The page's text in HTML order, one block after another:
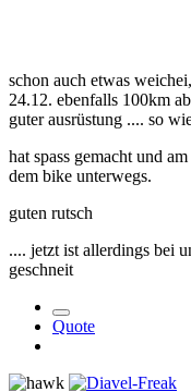
schon auch etwas
24.12. ebenfalls 100km
guter ausrüstung .... so
hat spass gemacht und
dem bike unterwegs.
guten rutsch
.... jetzt ist allerdings bei
geschneit
Quote